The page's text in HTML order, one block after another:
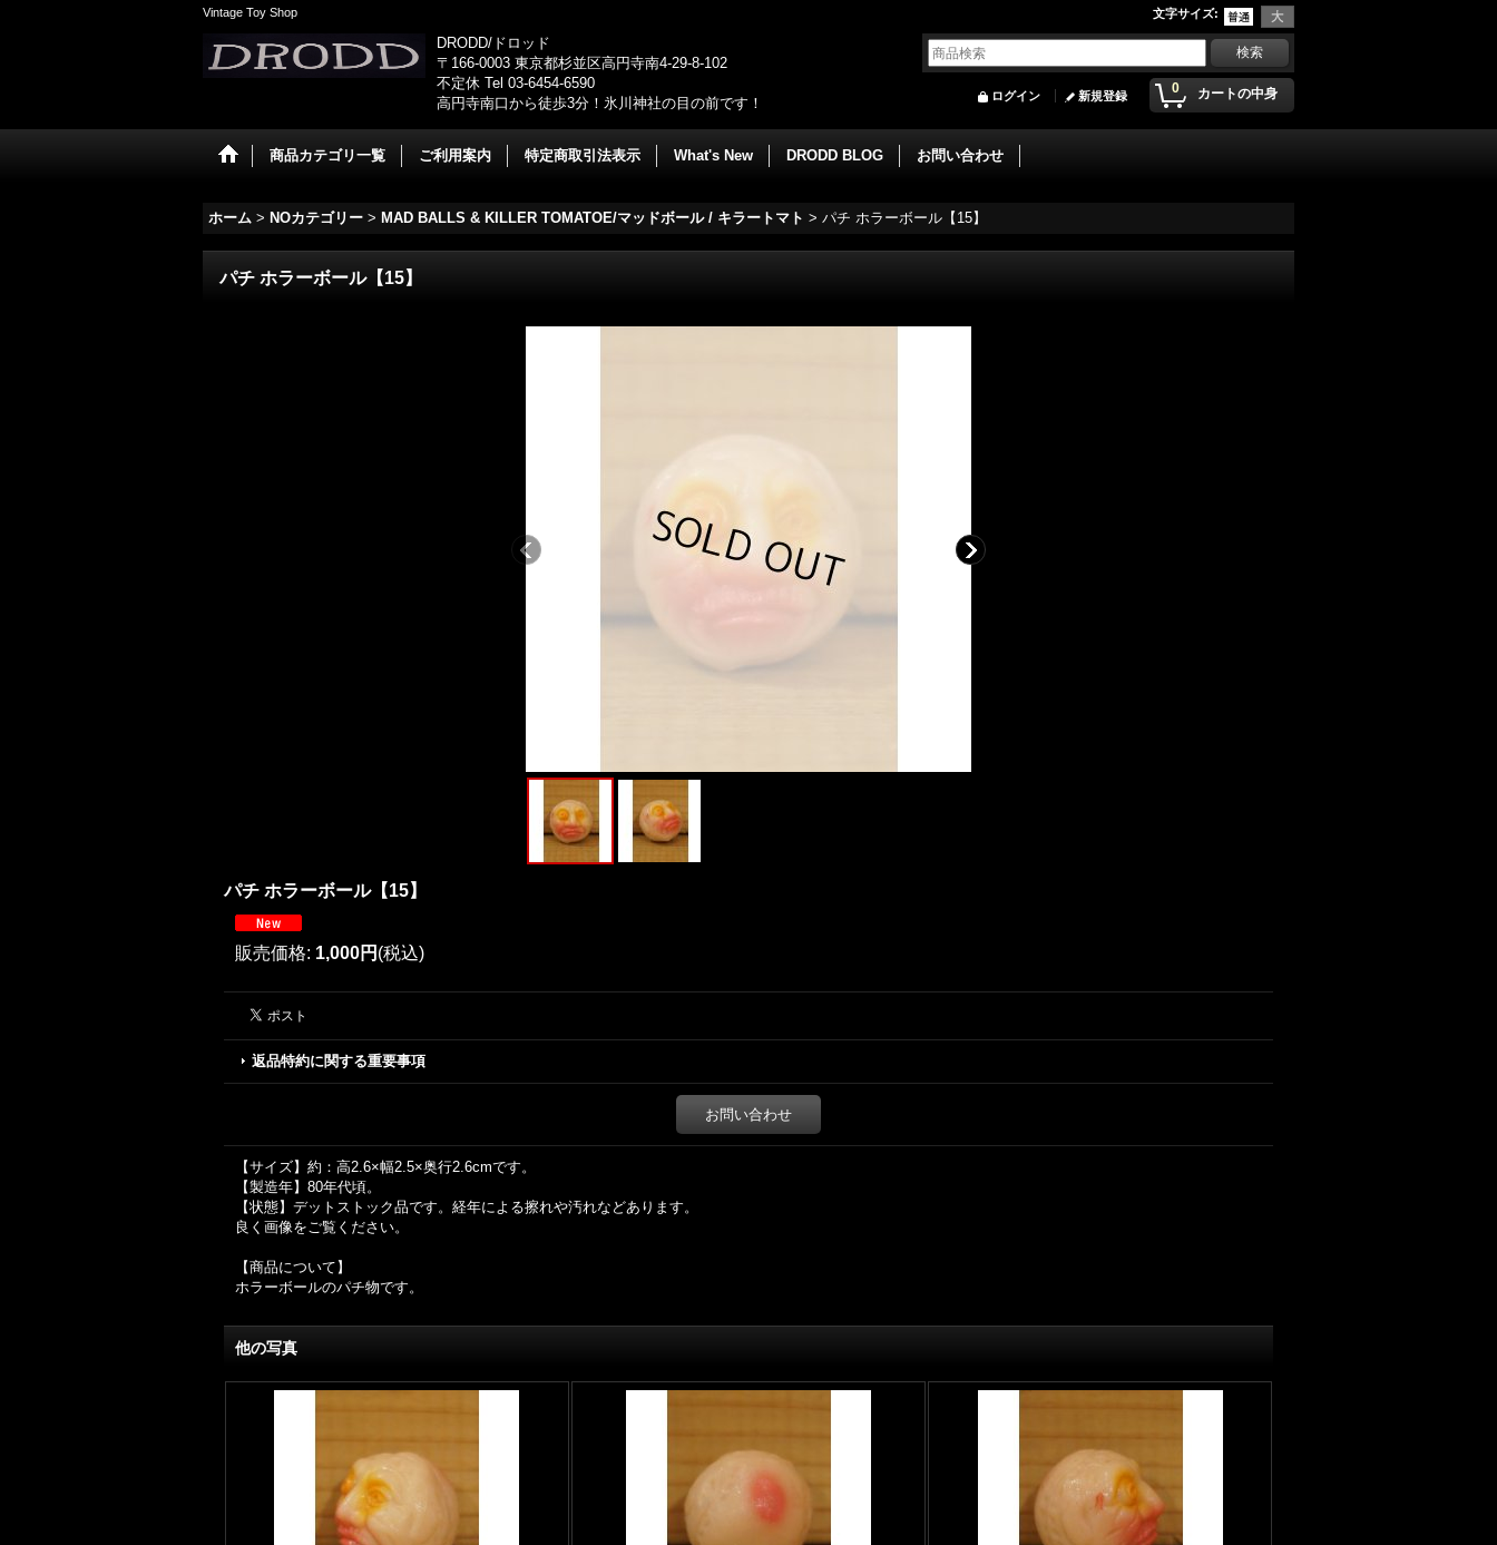
Vintage Toy Shop 文字サイズ:
DRODD/ドロッド
〒166-0003 東京都杉並区高円寺南4-29-8-102
不定休 Tel 03-6454-6590
高円寺南口から徒歩3分！氷川神社の目の前です！
0 カートの中身
ログイン 新規登録
商品カテゴリ一覧 ご利用案内 特定商取引法表示 What's New DRODD BLOG お問い合わせ
ホーム > NOカテゴリー > MAD BALLS & KILLER TOMATOE/マッドボール / キラートマト > パチ ホラーボール【15】
パチ ホラーボール【15】
パチ ホラーボール【15】
販売価格: 1,000円 (税込)
返品特約に関する重要事項
お問い合わせ
【サイズ】約：高2.6×幅2.5×奥行2.6cmです。
【製造年】80年代頃。
【状態】デットストック品です。経年による擦れや汚れなどあります。
良く画像をご覧ください。
【商品について】
ホラーボールのパチ物です。
他の写真